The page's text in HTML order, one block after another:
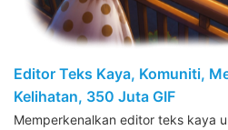
Editor Teks Kaya, Komuniti,
Kelihatan, 350 Juta GIF
Memperkenalkan editor teks kaya